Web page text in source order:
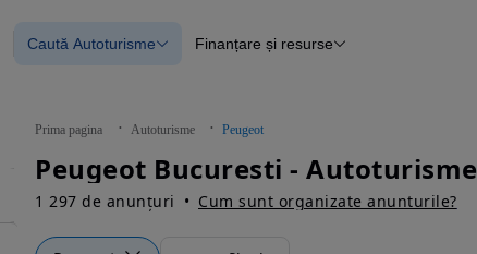
Mașini electrice
Mașini cu detalii verificate
Caută Autoturisme
Blog Autovit.ro
Finanțare și resurse
Prima pagina Autoturisme Peugeot
Peugeot Bucuresti - Autoturisme
1 297 de anunțuri Cum sunt organizate anunturile?